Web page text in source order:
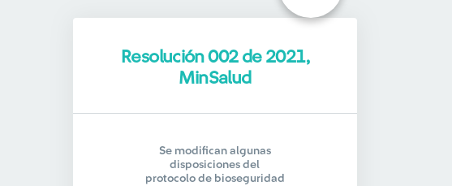
Resolución 002 de 2021,
MinSalud
Se modifican algunas
disposiciones del
protocolo de bioseguridad